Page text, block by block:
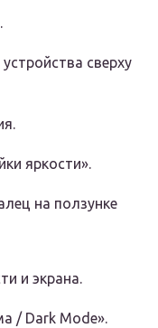
сверху
яркости».
на ползунке
и экрана.
/ Dark Mode».